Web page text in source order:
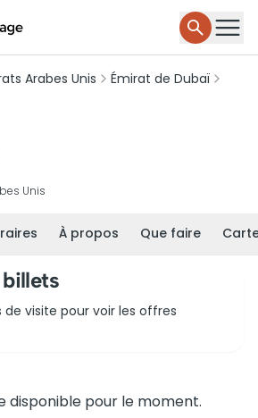
Arabes Unis
Émirat de Dubaï
Unis
À propos Que faire
de visite pour voir les offres
disponible pour le moment.